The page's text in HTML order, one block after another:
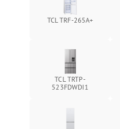
TCL TRF-265A+
TCL TRTP-
523FDWDI1